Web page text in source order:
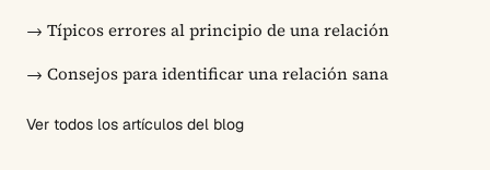
→ Típicos errores al principio de una relación
→ Consejos para identificar una relación sana
Ver todos los artículos del blog